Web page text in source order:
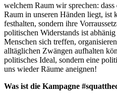
welchem Raum wir sprechen:
Raum in unseren Händen liegt, ist
festhalten, sondern ihre
politischen Widerstands ist
Menschen sich treffen,
alltäglichen Zwängen aufhalten
politisches Ideal, sondern eine
uns wieder Räume aneignen!
Was ist die Kampagne